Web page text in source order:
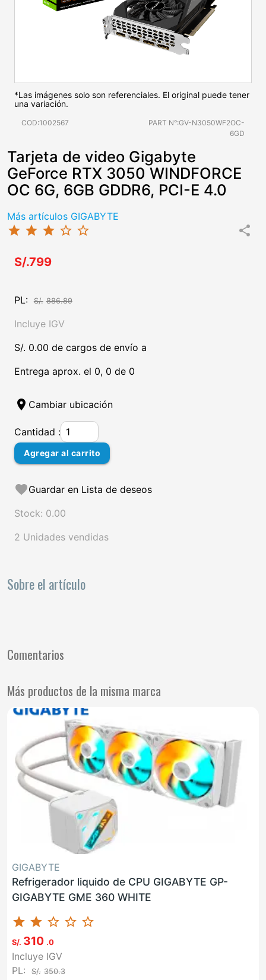
*Las imágenes solo son referenciales. El original puede tener
una variación.
COD:1002567
PART N°:GV-N3050WF2OC-
6GD
Tarjeta de video Gigabyte
GeForce RTX 3050 WINDFORCE
OC 6G, 6GB GDDR6, PCI-E 4.0
Más artículos GIGABYTE
star star star star_border star_border share
S/.799
PL: S/. 886.89
Incluye IGV
S/. 0.00 de cargos de envío a
Entrega aprox. el 0, 0 de 0
location_on Cambiar ubicación
Cantidad :
Agregar al carrito
favoriteGuardar en Lista de deseos
Stock: 0.00
2 Unidades vendidas
Sobre el artículo
Comentarios
Más productos de la misma marca
GIGABYTE
Refrigerador liquido de CPU GIGABYTE GP-
GIGABYTE GME 360 WHITE
star star star_border star_border star_border
S/. 310 .0
Incluye IGV
PL:
S/. 350.3